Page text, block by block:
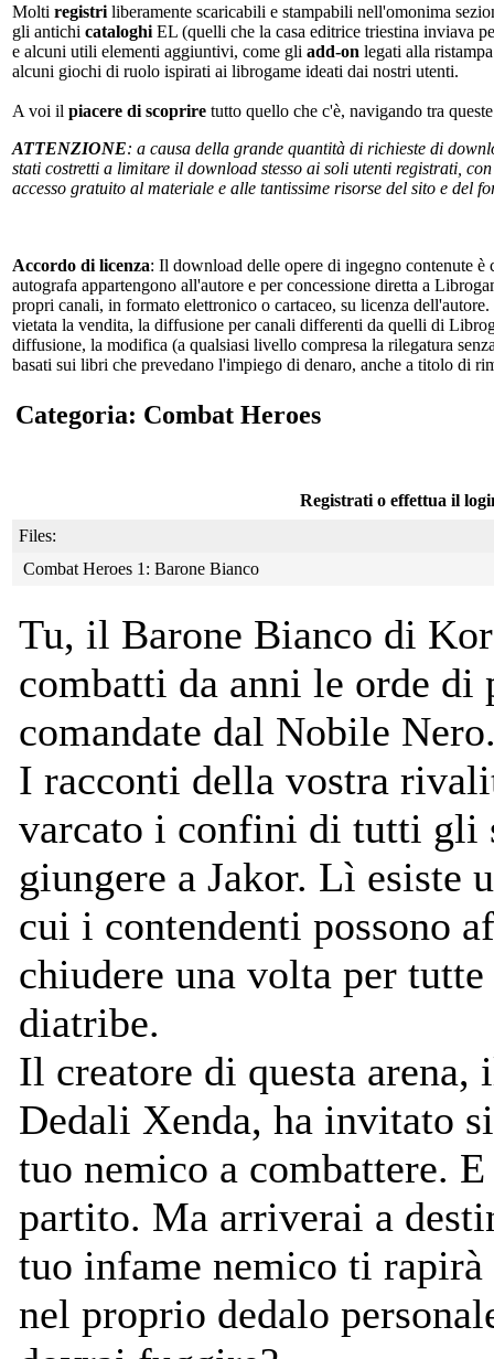
Molti registri liberamente scaricabili e stampabili nell'omonima
gli antichi cataloghi EL (quelli che la casa editrice triestina inviava
e alcuni utili elementi aggiuntivi, come gli add-on legati alla
alcuni giochi di ruolo ispirati ai librogame ideati dai nostri utenti.
A voi il piacere di scoprire tutto quello che c'è, navigando tra
ATTENZIONE: a causa della grande quantità di richieste di
stati costretti a limitare il download stesso ai soli utenti registrati,
accesso gratuito al materiale e alle tantissime risorse del sito e
Accordo di licenza: Il download delle opere di ingegno contenute
autografa appartengono all'autore e per concessione diretta a
propri canali, in formato elettronico o cartaceo, su licenza
vietata la vendita, la diffusione per canali differenti da quelli di
diffusione, la modifica (a qualsiasi livello compresa la rilegatura
basati sui libri che prevedano l'impiego di denaro, anche a titolo di
Categoria: Combat Heroes
Registrati o effettua il
Files:
Combat Heroes 1: Barone Bianco
Tu, il Barone Bianco di
combatti da anni le orde di
comandate dal Nobile
I racconti della vostra
varcato i confini di tutti gli
giungere a Jakor. Lì esiste
cui i contendenti possono
chiudere una volta per
diatribe.
Il creatore di questa arena,
Dedali Xenda, ha invitato
tuo nemico a combattere.
partito. Ma arriverai a
tuo infame nemico ti rapirà
nel proprio dedalo